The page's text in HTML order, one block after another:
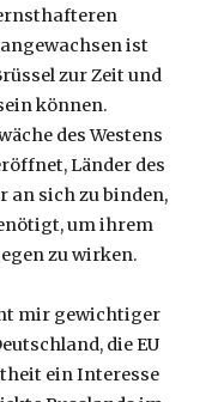
ist
zur Zeit und
können.
des Westens
Länder des
an sich zu binden,
um ihrem
zu wirken.
mir gewichtiger
die EU
ein Interesse